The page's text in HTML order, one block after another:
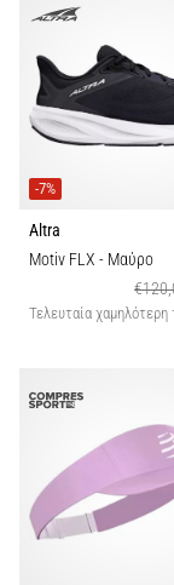
λαγονοκνημιαίας
ταινίας
(ITBS),
είναι
πολύ
συχνό…
άρθρων
-7%
Altra
Motiv FLX - Μαύρο
Τελευταία χαμηλότερη